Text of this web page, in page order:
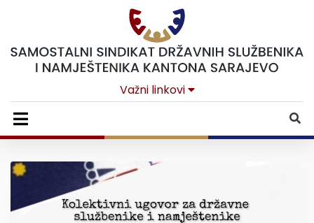
Važni linkovi